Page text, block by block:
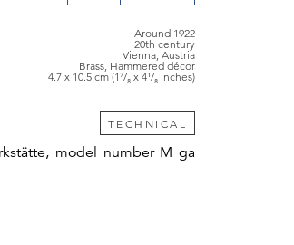
Around 1922
20th century
Vienna, Austria
Brass, Hammered décor
4.7 x 10.5 cm (1⁷/₈ x 4¹/₈ inches)
TECHNICAL
model number M ga